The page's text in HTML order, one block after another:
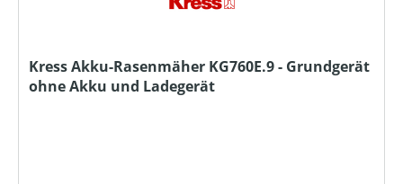
Kress Akku-Rasenmäher KG760E.9 - Grundgerät
ohne Akku und Ladegerät